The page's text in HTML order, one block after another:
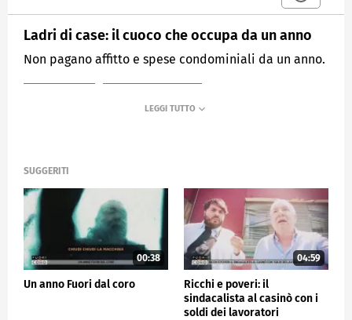
Ladri di case: il cuoco che occupa da un anno
Non pagano affitto e spese condominiali da un anno.
SUGGERITI
00:38
Un anno Fuori dal coro
04:59
Ricchi e poveri: il
sindacalista al casinò con i
soldi dei lavoratori